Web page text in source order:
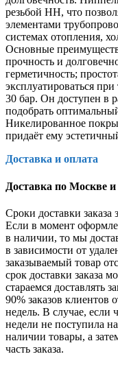
резьбой HH, что
элементами
системах отопления,
Основные
прочность и
герметичность;
эксплуатироваться
30 бар. Он доступен в
подобрать
Никелированное
придаёт ему
Доставка и оплата
Доставка по Москве
Сроки доставки заказа
Если в момент
в наличии, то мы
в зависимости от
заказываемый товар
срок доставки заказа
стараемся доставлять
90% заказов клиентов
недель. В случае, если
недели не поступила
наличии товары, а
часть заказа.